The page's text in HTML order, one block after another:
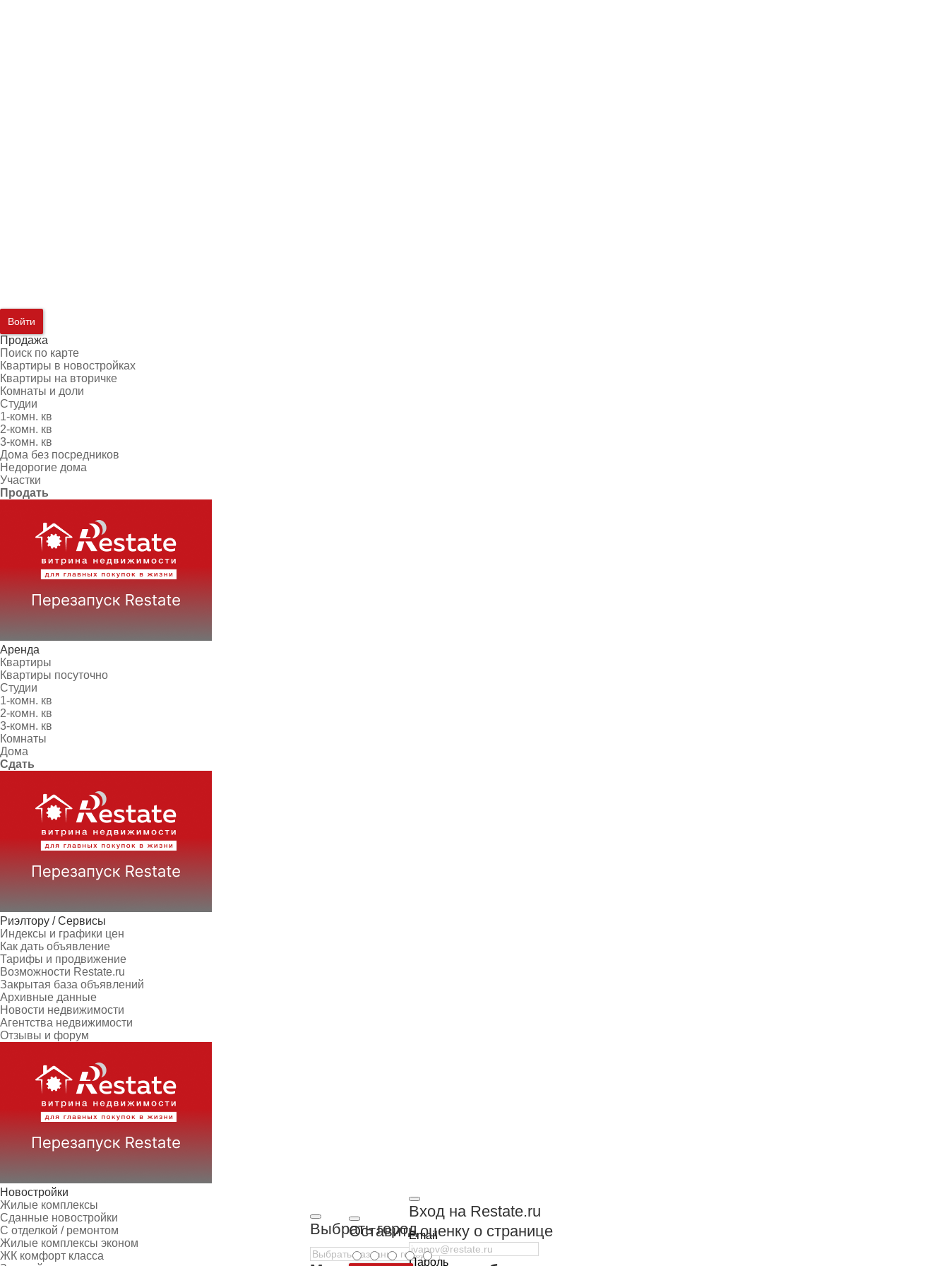
Войти
Продажа
Поиск по карте
Квартиры в новостройках
Квартиры на вторичке
Комнаты и доли
Студии
1-комн. кв
2-комн. кв
3-комн. кв
Дома без посредников
Недорогие дома
Участки
Продать
Аренда
Квартиры
Квартиры посуточно
Студии
1-комн. кв
2-комн. кв
3-комн. кв
Комнаты
Дома
Сдать
Риэлтору / Сервисы
Индексы и графики цен
Как дать объявление
Тарифы и продвижение
Возможности Restate.ru
Закрытая база объявлений
Архивные данные
Новости недвижимости
Агентства недвижимости
Отзывы и форум
Новостройки
Жилые комплексы
Сданные новостройки
С отделкой / ремонтом
Жилые комплексы эконом
ЖК комфорт класса
Выбрать город
Вход на Restate.ru
Email
Пароль
Оставить оценку о странице